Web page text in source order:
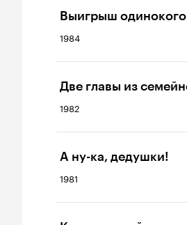
Выигрыш
1984
Две главы из
1982
А ну-ка, дедушки!
1981